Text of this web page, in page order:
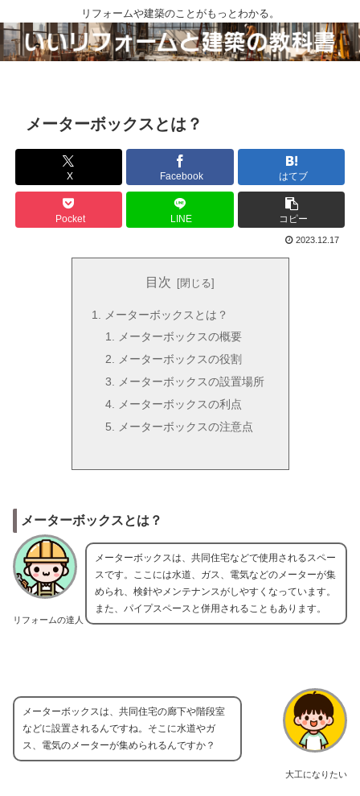
リフォームや建築のことがもっとわかる。
メーターボックスとは？
X Facebook はてブ
Pocket LINE コピー
2023.12.17
目次
メーターボックスとは？
メーターボックスの概要
メーターボックスの役割
メーターボックスの設置場所
メーターボックスの利点
メーターボックスの注意点
メーターボックスとは？
リフォームの達人
メーターボックスは、共同住宅などで使用されるスペー
スです。ここには水道、ガス、電気などのメーターが集
められ、検針やメンテナンスがしやすくなっています。
また、パイプスペースと併用されることもあります。
大工になりたい
メーターボックスは、共同住宅の廊下や階段室
などに設置されるんですね。そこに水道やガ
ス、電気のメーターが集められるんですか？